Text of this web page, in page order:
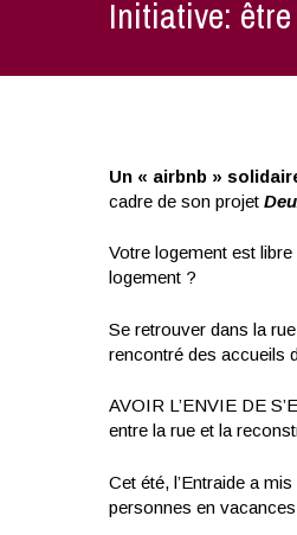
Initiative:
Un « airbnb »
cadre de son projet
Votre logement est
logement ?
Se retrouver dans la
rencontré des accueils
AVOIR L’ENVIE DE
entre la rue et la
Cet été, l’Entraide a
personnes en